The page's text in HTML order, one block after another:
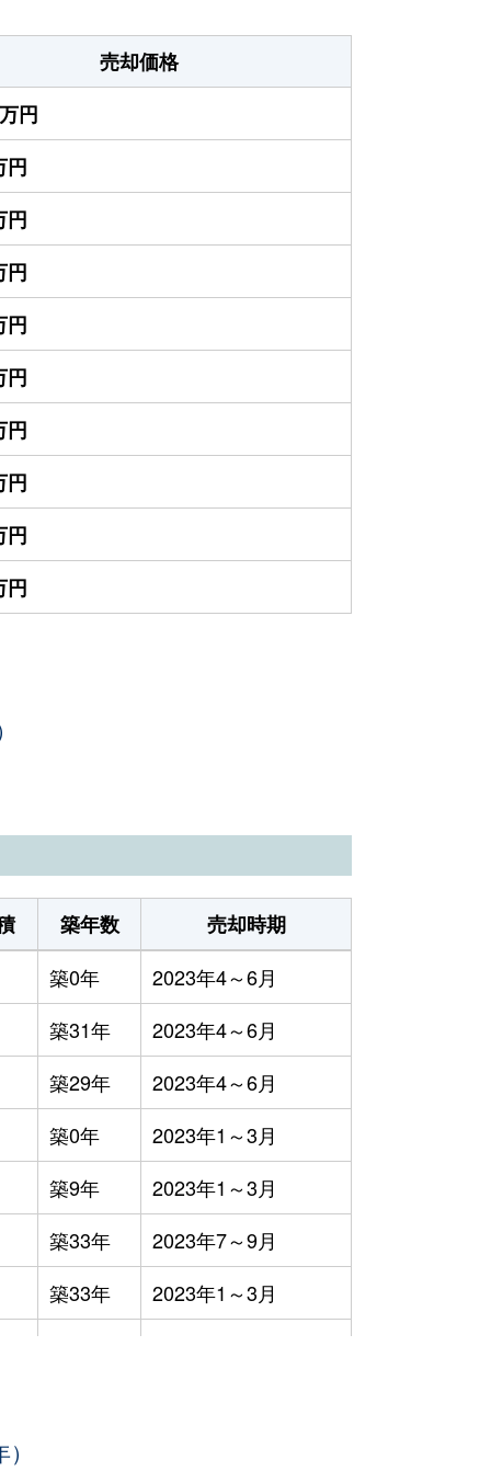
売却価格
円
円
円
円
円
円
円
円
円
円
築年数
売却時期
築0年
2023年4～6月
築31年
2023年4～6月
築29年
2023年4～6月
築0年
2023年1～3月
築9年
2023年1～3月
築33年
2023年7～9月
築33年
2023年1～3月